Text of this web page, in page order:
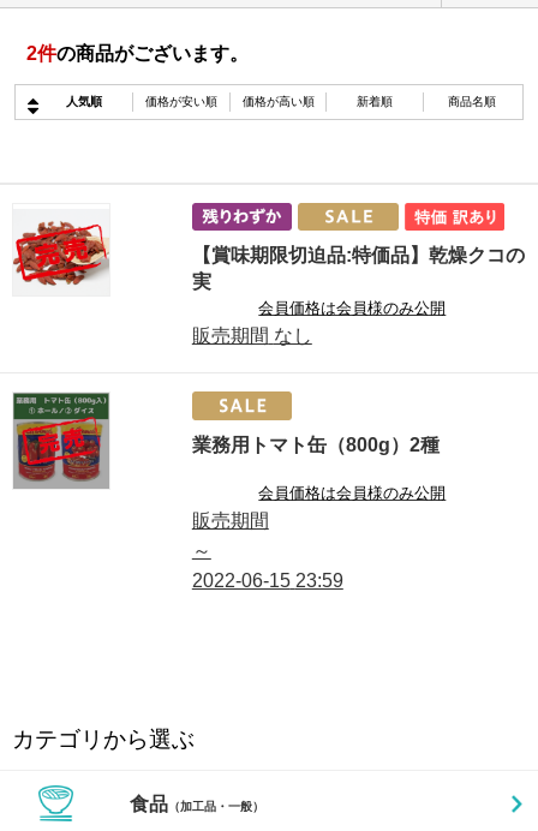
2件の商品がございます。
人気順 価格が安い順 価格が高い順 新着順 商品名順
【賞味期限切迫品:特価品】乾燥クコの
実
会員価格は会員様のみ公開
販売期間 なし
業務用トマト缶（800g）2種
会員価格は会員様のみ公開
販売期間
～
2022-06-15 23:59
カテゴリから選ぶ
食品（加工品・一般）